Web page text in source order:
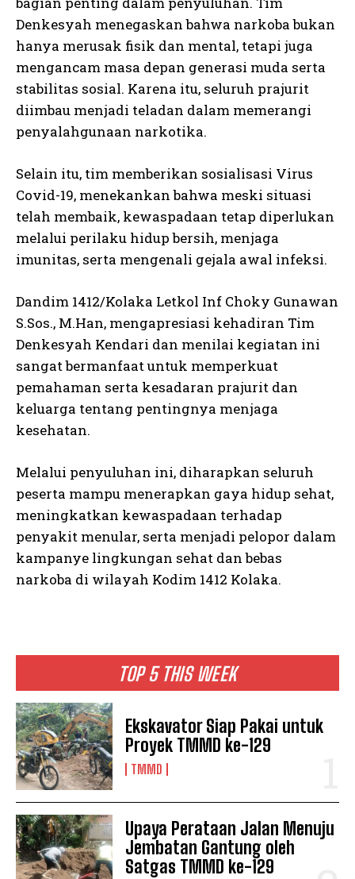
TOP 5 THIS WEEK
Ekskavator Siap Pakai untuk
Proyek TMMD ke-129
TMMD
Upaya Perataan Jalan Menuju
Jembatan Gantung oleh
Satgas TMMD ke-129
Denkesyah menegaskan bahwa narkoba bukan
hanya merusak fisik dan mental, tetapi juga
mengancam masa depan generasi muda serta
stabilitas sosial. Karena itu, seluruh prajurit
diimbau menjadi teladan dalam memerangi
penyalahgunaan narkotika.
Selain itu, tim memberikan sosialisasi Virus
Covid-19, menekankan bahwa meski situasi
telah membaik, kewaspadaan tetap diperlukan
melalui perilaku hidup bersih, menjaga
imunitas, serta mengenali gejala awal infeksi.
Dandim 1412/Kolaka Letkol Inf Choky Gunawan
S.Sos., M.Han, mengapresiasi kehadiran Tim
Denkesyah Kendari dan menilai kegiatan ini
sangat bermanfaat untuk memperkuat
pemahaman serta kesadaran prajurit dan
keluarga tentang pentingnya menjaga
kesehatan.
Melalui penyuluhan ini, diharapkan seluruh
peserta mampu menerapkan gaya hidup sehat,
meningkatkan kewaspadaan terhadap
penyakit menular, serta menjadi pelopor dalam
kampanye lingkungan sehat dan bebas
narkoba di wilayah Kodim 1412 Kolaka.